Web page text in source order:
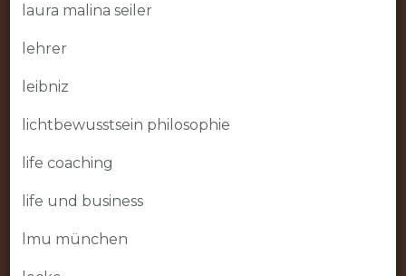
laura malina seiler
lehrer
leibniz
lichtbewusstsein philosophie
life coaching
life und business
lmu münchen